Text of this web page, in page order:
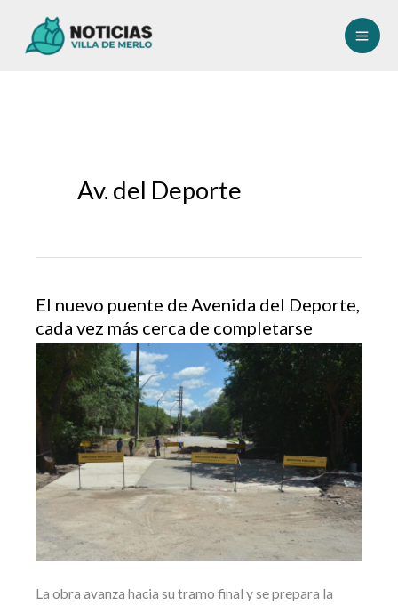
Av. del Deporte
El nuevo puente de Avenida del Deporte,
cada vez más cerca de completarse
La obra avanza hacia su tramo final y se prepara la